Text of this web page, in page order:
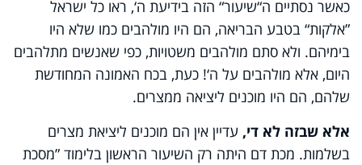
כאשר נסתיים ה“שיעור“ הזה בידיעת ה‘, ראו כל ישראל
”אלקות“ בטבע הבריאה, הם היו מולהבים כמו שלא היו
בימיהם. ולא סתם מולהבים משטויות, כפי שאנשים מתלהבים
היום, אלא מולהבים על ה‘! כעת, בכח האמונה המחודשת
שלהם, הם היו מוכנים ליציאה ממצרים.
אלא שבזה לא די, עדיין אין הם מוכנים ליציאת מצרים
בשלמות. מכת דם היתה רק השיעור הראשון בלימוד ”מסכת